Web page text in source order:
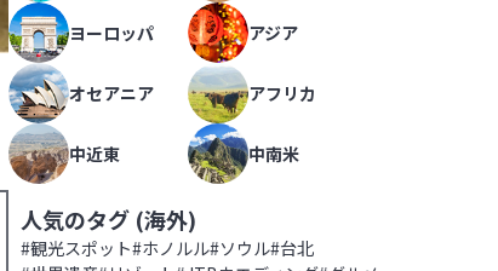
ヨーロッパ アジア
オセアニア アフリカ
中近東 中南米
人気のタグ (海外)
#観光スポット#ホノルル#ソウル#台北